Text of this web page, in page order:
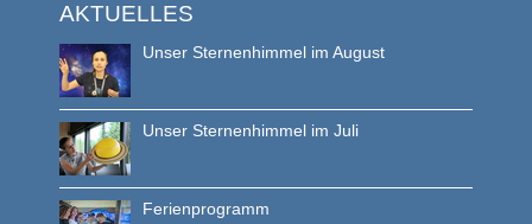
AKTUELLES
Unser Sternenhimmel im August
Unser Sternenhimmel im Juli
Ferienprogramm